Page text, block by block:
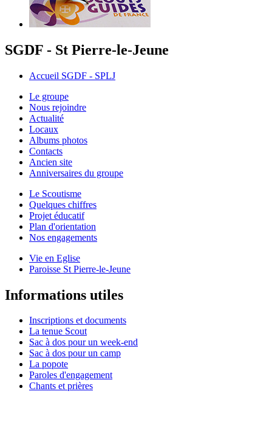
SGDF - St Pierre-le-Jeune
Accueil SGDF - SPLJ
Le groupe
Nous rejoindre
Actualité
Locaux
Albums photos
Contacts
Ancien site
Anniversaires du groupe
Le Scoutisme
Quelques chiffres
Projet éducatif
Plan d'orientation
Nos engagements
Vie en Eglise
Paroisse St Pierre-le-Jeune
Informations utiles
Inscriptions et documents
La tenue Scout
Sac à dos pour un week-end
Sac à dos pour un camp
La popote
Paroles d'engagement
Chants et prières